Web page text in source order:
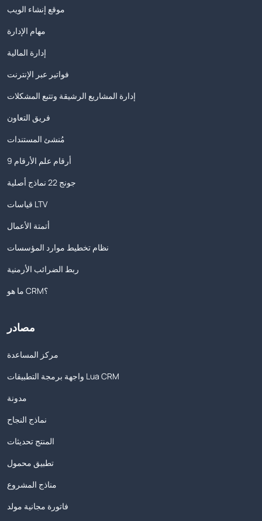
موقع إنشاء الويب
مهام الإدارة
إدارة المالية
فواتير عبر الإنترنت
إدارة المشاريع الرشيقة وتتبع المشكلات
فريق التعاون
مُنشئ المستندات
9 أرقام علم الأرقام
جونج 22 نماذج أصلية
قياسات LTV
أتمتة الأعمال
نظام تخطيط موارد المؤسسات
ربط الضرائب الأرمنية
ما هو CRM؟
مصادر
مركز المساعدة
واجهة برمجة التطبيقات Lua CRM
مدونة
نماذج النجاح
المنتج تحديثات
تطبيق محمول
مناذج المشروع
فاتورة مجانية مولد